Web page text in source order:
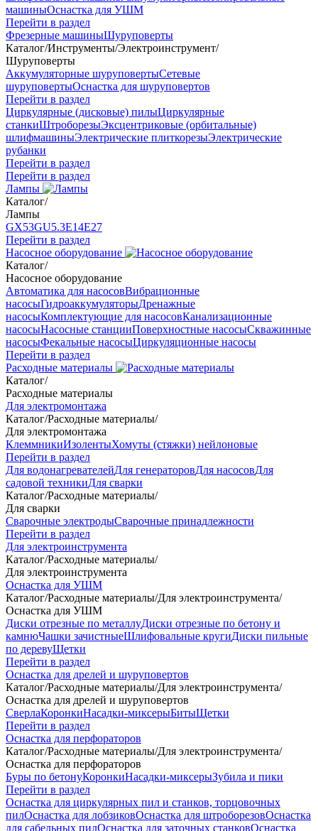
машиныОснастка для УШМ
Перейти в раздел
Фрезерные машиныШуруповерты
Каталог/Инструменты/Электроинструмент/
Шуруповерты
Аккумуляторные шуруповертыСетевые
шуруповертыОснастка для шуруповертов
Перейти в раздел
Циркулярные (дисковые) пилыЦиркулярные
станкиШтроборезыЭксцентриковые (орбитальные)
шлифмашиныЭлектрические плиткорезыЭлектрические
рубанки
Перейти в раздел
Перейти в раздел
Лампы
Каталог/
Лампы
GX53GU5.3Е14Е27
Перейти в раздел
Насосное оборудование
Каталог/
Насосное оборудование
Автоматика для насосовВибрационные
насосыГидроаккумуляторыДренажные
насосыКомплектующие для насосовКанализационные
насосыНасосные станцииПоверхностные насосыСкважинные
насосыФекальные насосыЦиркуляционные насосы
Перейти в раздел
Расходные материалы
Каталог/
Расходные материалы
Для электромонтажа
Каталог/Расходные материалы/
Для электромонтажа
КлеммникиИзолентыХомуты (стяжки) нейлоновые
Перейти в раздел
Для водонагревателейДля генераторовДля насосовДля
садовой техникиДля сварки
Каталог/Расходные материалы/
Для сварки
Сварочные электродыСварочные принадлежности
Перейти в раздел
Для электроинструмента
Каталог/Расходные материалы/
Для электроинструмента
Оснастка для УШМ
Каталог/Расходные материалы/Для электроинструмента/
Оснастка для УШМ
Диски отрезные по металлуДиски отрезные по бетону и
камнюЧашки зачистныеШлифовальные кругиДиски пильные
по деревуЩетки
Перейти в раздел
Оснастка для дрелей и шуруповертов
Каталог/Расходные материалы/Для электроинструмента/
Оснастка для дрелей и шуруповертов
СверлаКоронкиНасадки-миксерыБитыЩетки
Перейти в раздел
Оснастка для перфораторов
Каталог/Расходные материалы/Для электроинструмента/
Оснастка для перфораторов
Буры по бетонуКоронкиНасадки-миксерыЗубила и пики
Перейти в раздел
Оснастка для циркулярных пил и станков, торцовочных
пилОснастка для лобзиковОснастка для штроборезовОснастка
для сабельных пилОснастка для заточных станковОснастка